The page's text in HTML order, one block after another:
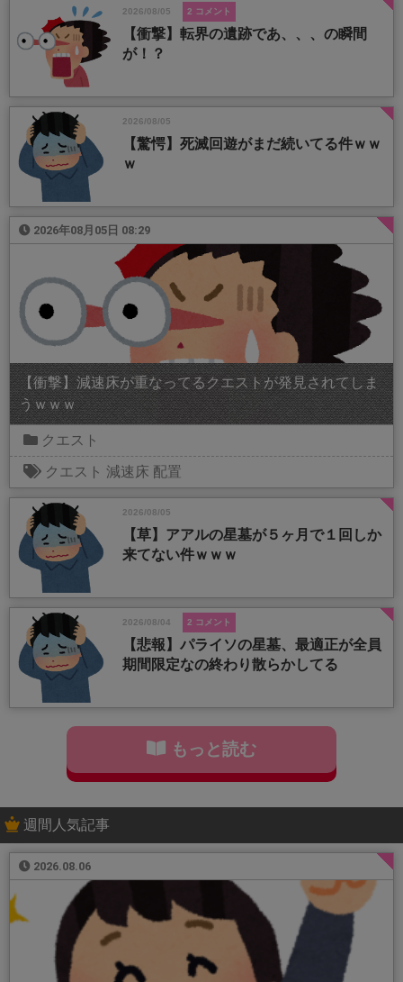
2026/08/05 2 コメント
【衝撃】転界の遺跡であ、、、の瞬間
が！？
2026/08/05
【驚愕】死滅回遊がまだ続いてる件ｗｗ
ｗ
2026年08月05日 08:29
【衝撃】減速床が重なってるクエストが発見されてしま
うｗｗｗ
クエスト
クエスト 減速床 配置
2026/08/05
【草】アアルの星墓が５ヶ月で１回しか
来てない件ｗｗｗ
2026/08/04 2 コメント
【悲報】パライソの星墓、最適正が全員
期間限定なの終わり散らかしてる
もっと読む
週間人気記事
2026.08.06